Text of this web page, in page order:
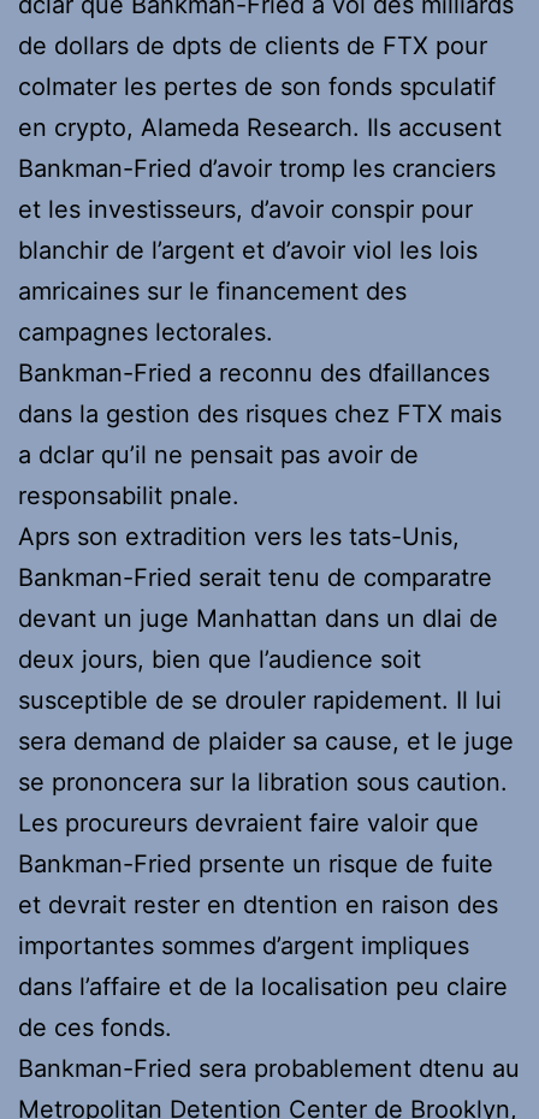
de dollars de dpts de clients de FTX pour
colmater les pertes de son fonds spculatif
en crypto, Alameda Research. Ils accusent
Bankman-Fried d’avoir tromp les cranciers
et les investisseurs, d’avoir conspir pour
blanchir de l’argent et d’avoir viol les lois
amricaines sur le financement des
campagnes lectorales.
Bankman-Fried a reconnu des dfaillances
dans la gestion des risques chez FTX mais
a dclar qu’il ne pensait pas avoir de
responsabilit pnale.
Aprs son extradition vers les tats-Unis,
Bankman-Fried serait tenu de comparatre
devant un juge Manhattan dans un dlai de
deux jours, bien que l’audience soit
susceptible de se drouler rapidement. Il lui
sera demand de plaider sa cause, et le juge
se prononcera sur la libration sous caution.
Les procureurs devraient faire valoir que
Bankman-Fried prsente un risque de fuite
et devrait rester en dtention en raison des
importantes sommes d’argent impliques
dans l’affaire et de la localisation peu claire
de ces fonds.
Bankman-Fried sera probablement dtenu au
Metropolitan Detention Center de Brooklyn,